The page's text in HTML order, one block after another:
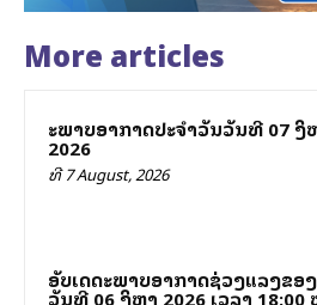
More articles
ສະພາບອາກາດປະຈຳວັນວັນທີ 07 ສິງ
2026
ທີ 7 August, 2026
ອັບເດດສະພາບອາກາດຊ່ວງແລງຂອງ
ວັນທີ 06 ສິງຫາ 2026 ເວລາ 18:00